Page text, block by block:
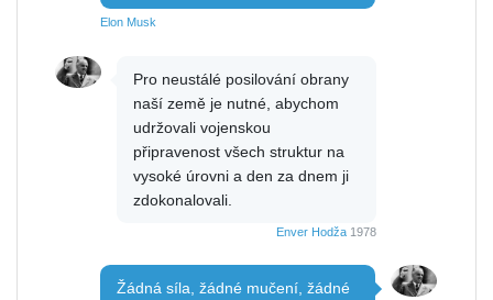
Elon Musk
Pro neustálé posilování obrany
naší země je nutné, abychom
udržovali vojenskou
připravenost všech struktur na
vysoké úrovni a den za dnem ji
zdokonalovali.
Enver Hodža 1978
Žádná síla, žádné mučení, žádné